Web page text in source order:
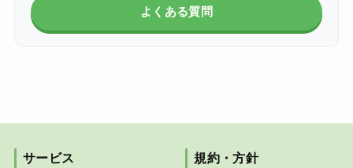
よくある質問
サービス 規約・方針